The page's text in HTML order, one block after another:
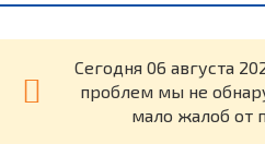
Cегодня 06 августа
проблем мы не
мало жалоб от